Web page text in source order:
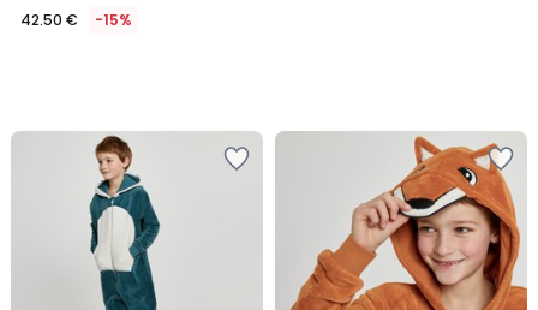
42.50 € -15%